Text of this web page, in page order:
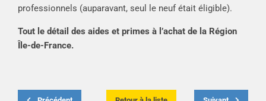
professionnels (auparavant, seul le neuf était éligible).
Tout le détail des aides et primes à l’achat de la Région
Île-de-France.